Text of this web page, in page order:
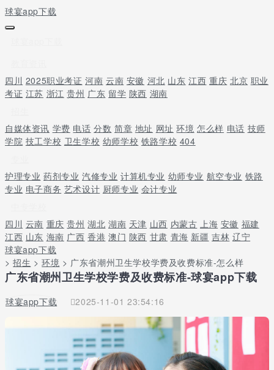
球宴app下载
四川 2025职业考证 河南 云南 安徽 河北 山东 江西 重庆 北京 职业
考证 江苏 浙江 贵州 广东 留学 陕西 湖南
自媒体资讯 学费 电话 分数 简章 地址 网址 环境 怎么样 电话 技师
学院 技工学校 卫生学校 幼师学校 铁路学校 404
护理专业 药剂专业 汽修专业 计算机专业 幼师专业 航空专业 铁路
专业 电子商务 艺术设计 厨师专业 会计专业
四川 云南 重庆 贵州 湖北 湖南 天津 山西 内蒙古 上海 安徽 福建
江西 山东 海南 广西 香港 澳门 陕西 甘肃 青海 新疆 吉林 辽宁
球宴app下载
>招生 >环境 > 广东省潮州卫生学校学费及收费标准-怎么样
广东省潮州卫生学校学费及收费标准-球宴app下载
球宴app下载 2025-11-01 23:54:16